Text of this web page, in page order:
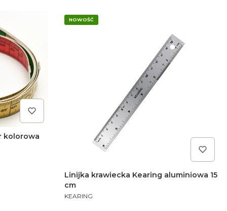
kolorowa
NOWOŚĆ
Linijka krawiecka Kearing aluminiowa 15
cm
PRODUCENT
KEARING